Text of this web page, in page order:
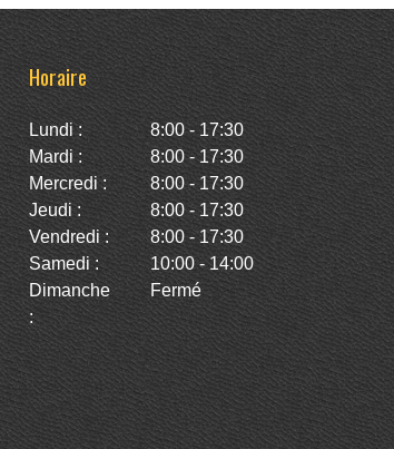
Horaire
Lundi :
8:00 - 17:30
Mardi :
8:00 - 17:30
Mercredi :
8:00 - 17:30
Jeudi :
8:00 - 17:30
Vendredi :
8:00 - 17:30
Samedi :
10:00 - 14:00
Dimanche
:
Fermé